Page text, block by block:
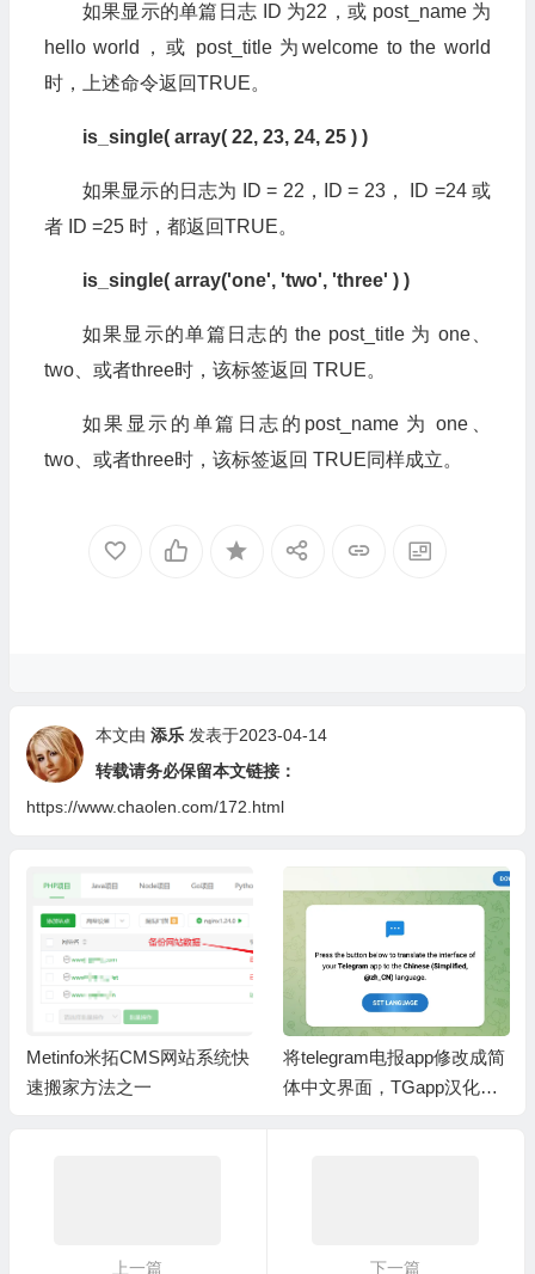
如果显示的单篇日志 ID 为22，或 post_name 为
hello world，或 post_title 为welcome to the world
时，上述命令返回TRUE。
is_single( array( 22, 23, 24, 25 ) )
如果显示的日志为 ID = 22，ID = 23， ID =24 或
者 ID =25 时，都返回TRUE。
is_single( array('one', 'two', 'three' ) )
如果显示的单篇日志的 the post_title 为 one、
two、或者three时，该标签返回 TRUE。
如果显示的单篇日志的post_name 为 one、
two、或者three时，该标签返回 TRUE同样成立。
本文由 添乐 发表于2023-04-14
转载请务必保留本文链接：
https://www.chaolen.com/172.html
Metinfo米拓CMS网站系统快
速搬家方法之一
将telegram电报app修改成简
体中文界面，TGapp汉化教
上一篇 下一篇